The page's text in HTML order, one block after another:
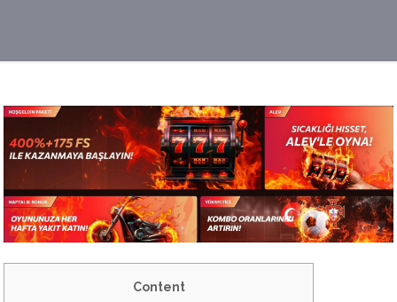
Content